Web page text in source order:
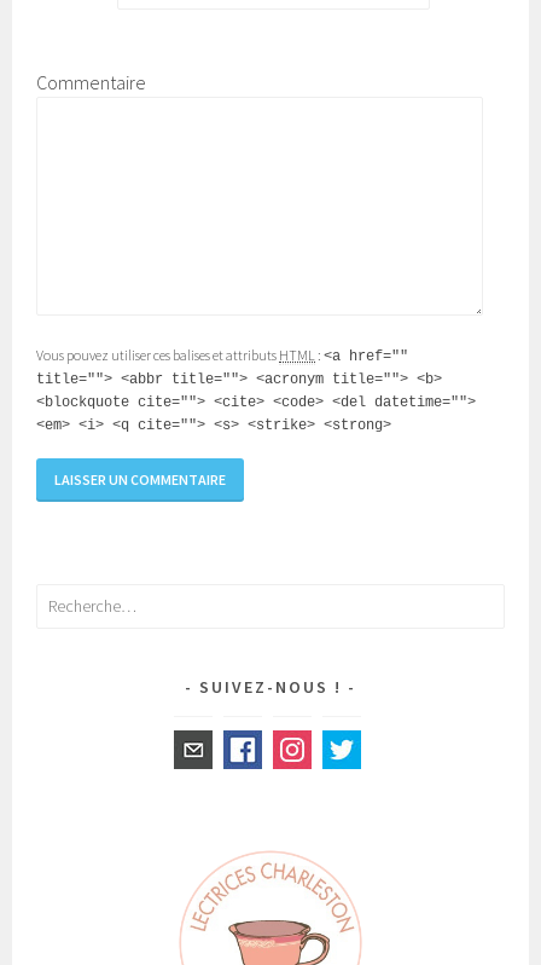
Commentaire
Vous pouvez utiliser ces balises et attributs HTML :<a href=""
title=""> <abbr title=""> <acronym title=""> <b>
<blockquote cite=""> <cite> <code> <del datetime="">
<em> <i> <q cite=""> <s> <strike> <strong>
Rechercher :
SUIVEZ-NOUS !